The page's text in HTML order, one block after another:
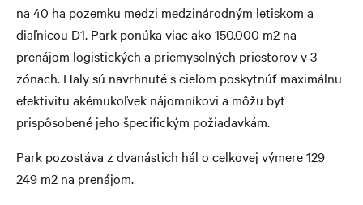
na 40 ha pozemku medzi medzinárodným letiskom a
diaľnicou D1. Park ponúka viac ako 150.000 m2 na
prenájom logistických a priemyselných priestorov v 3
zónach. Haly sú navrhnuté s cieľom poskytnúť maximálnu
efektivitu akémukoľvek nájomníkovi a môžu byť
prispôsobené jeho špecifickým požiadavkám.
Park pozostáva z dvanástich hál o celkovej výmere 129
249 m2 na prenájom.